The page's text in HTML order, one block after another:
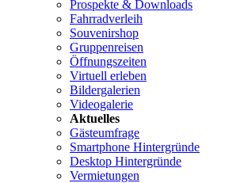
Prospekte & Downloads
Fahrradverleih
Souvenirshop
Gruppenreisen
Öffnungszeiten
Virtuell erleben
Bildergalerien
Videogalerie
Aktuelles
Gästeumfrage
Smartphone Hintergründe
Desktop Hintergründe
Vermietungen